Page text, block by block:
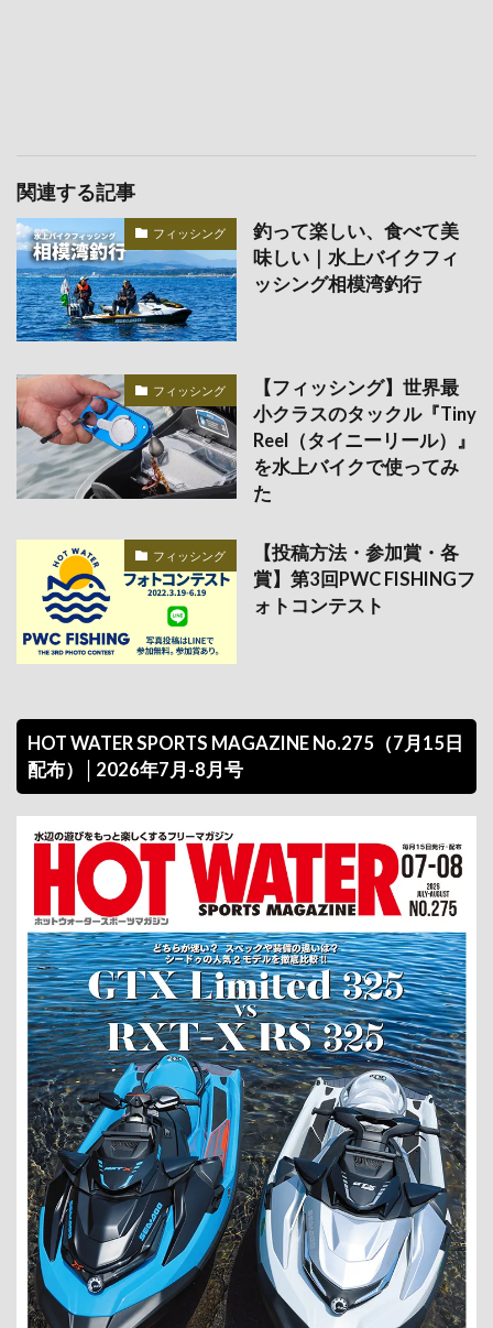
関連する記事
フィッシング
釣って楽しい、食べて美
味しい｜水上バイクフィ
ッシング相模湾釣行
フィッシング
【フィッシング】世界最
小クラスのタックル『Tiny
Reel（タイニーリール）』
を水上バイクで使ってみ
た
フィッシング
【投稿方法・参加賞・各
賞】第3回PWC FISHINGフ
ォトコンテスト
HOT WATER SPORTS MAGAZINE No.275（7月15日
配布）│2026年7月-8月号